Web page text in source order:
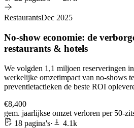
RestaurantsDec 2025
No-show economie: de
restaurants & hotels
We volgden 1,1 miljoen reserveringen
werkelijke omzetimpact van no-shows
preventietactieken de beste ROI
€8,400
gem. jaarlijkse omzet verloren per 50-
18 pagina's· 4.1k